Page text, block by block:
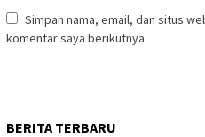
Simpan nama, email, dan situs
komentar saya berikutnya.
BERITA TERBARU